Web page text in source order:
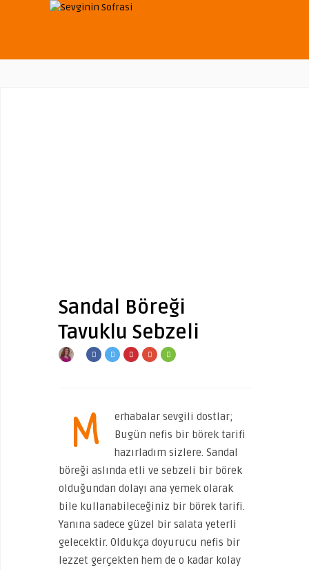
Sandal Böreği
Tavuklu Sebzeli
M
erhabalar sevgili dostlar;
Bugün nefis bir börek tarifi
hazırladım sizlere. Sandal
böreği aslında etli ve sebzeli bir börek
olduğundan dolayı ana yemek olarak
bile kullanabileceğiniz bir börek tarifi.
Yanına sadece güzel bir salata yeterli
gelecektir. Oldukça doyurucu nefis bir
lezzet gerçekten hem de o kadar kolay